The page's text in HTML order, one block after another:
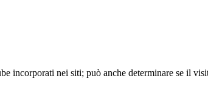
incorporati nei siti; può anche determinare se il